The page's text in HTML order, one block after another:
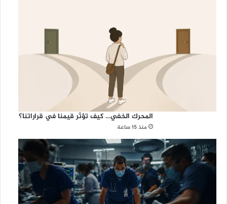
المحرك الخفي… كيف تؤثر قيمنا في قراراتنا؟
منذ 15 ساعة